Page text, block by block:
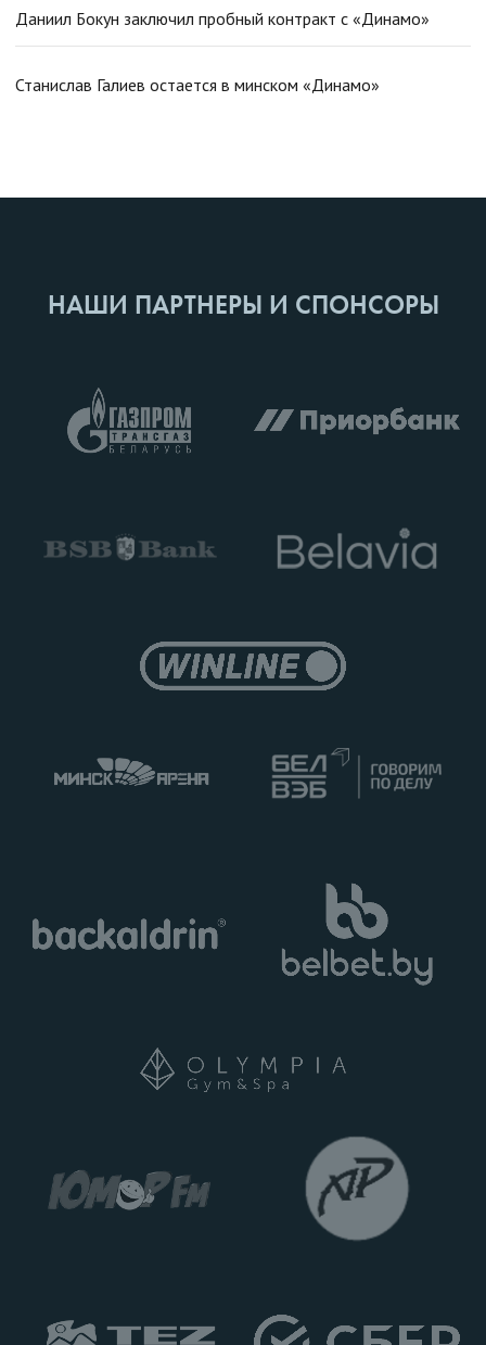
Даниил Бокун заключил пробный контракт с «Динамо»
Станислав Галиев остается в минском «Динамо»
НАШИ ПАРТНЕРЫ И СПОНСОРЫ